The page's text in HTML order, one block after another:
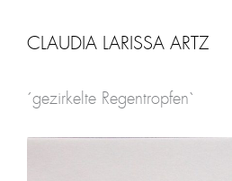
Inhalt
CLAUDIA LARISSA ARTZ
´gezirkelte Regentropfen`